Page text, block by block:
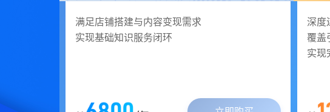
满足店铺搭建与内容变现需求
实现基础知识服务闭环
深度
覆盖
实现